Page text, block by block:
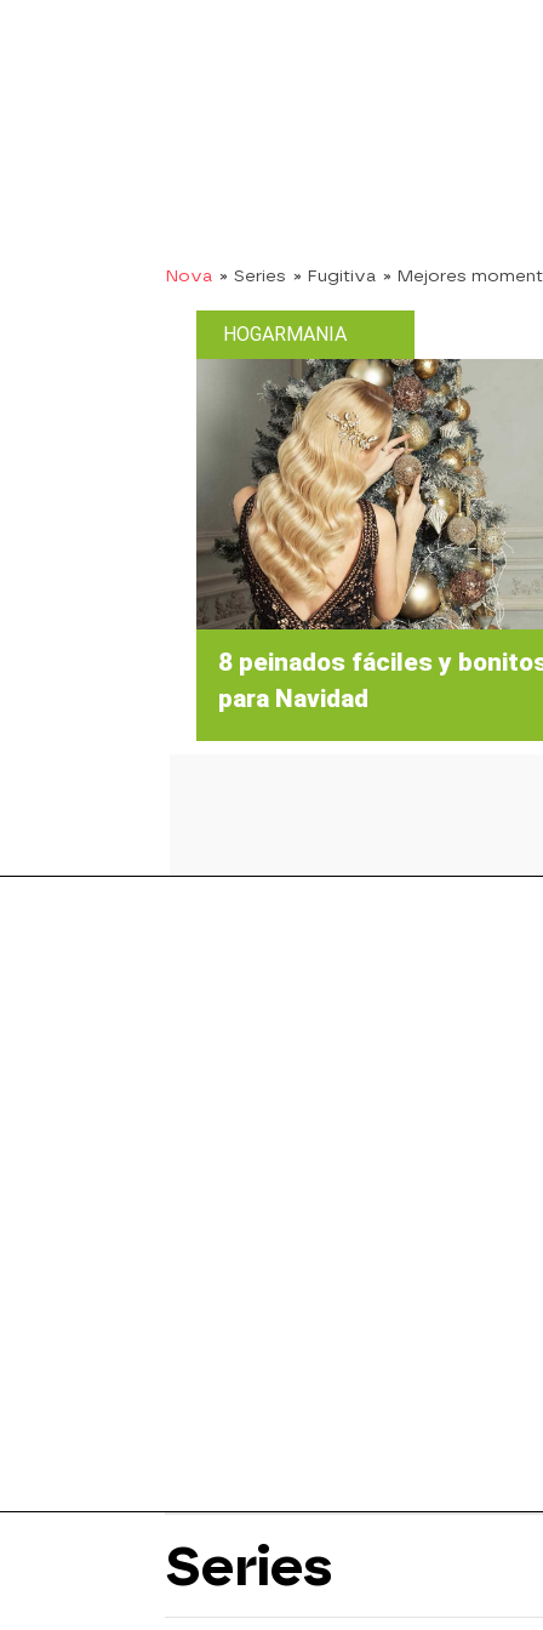
Nova » Series » Fugitiva » Mejores
HOGARMANIA
8 peinados fáciles y
para Navidad
Series